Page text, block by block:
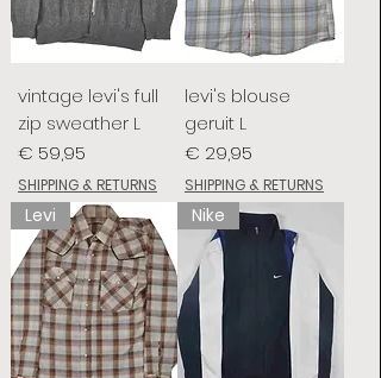
vintage levi's full
zip sweather L
Prijs
€ 59,95
SHIPPING & RETURNS
levi's blouse
geruit L
Prijs
€ 29,95
SHIPPING & RETURNS
Levi Nike